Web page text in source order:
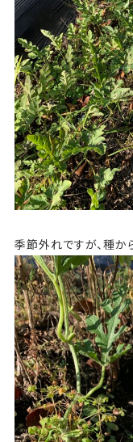
季節外れですが、種か